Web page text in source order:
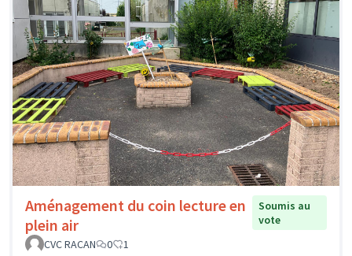
Aménagement du coin lecture en
plein air
Soumis au
vote
CVC RACAN
0 1